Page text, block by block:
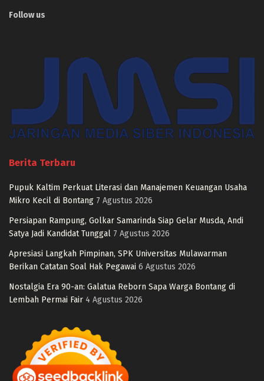
Follow us
Berita Terbaru
Pupuk Kaltim Perkuat Literasi dan Manajemen Keuangan Usaha
Mikro Kecil di Bontang 7 Agustus 2026
Persiapan Rampung, Golkar Samarinda Siap Gelar Musda, Andi
Satya Jadi Kandidat Tunggal 7 Agustus 2026
Apresiasi Langkah Pimpinan, SPK Universitas Mulawarman
Berikan Catatan Soal Hak Pegawai 6 Agustus 2026
Nostalgia Era 90-an: Galatua Reborn Sapa Warga Bontang di
Lembah Permai Fair 4 Agustus 2026